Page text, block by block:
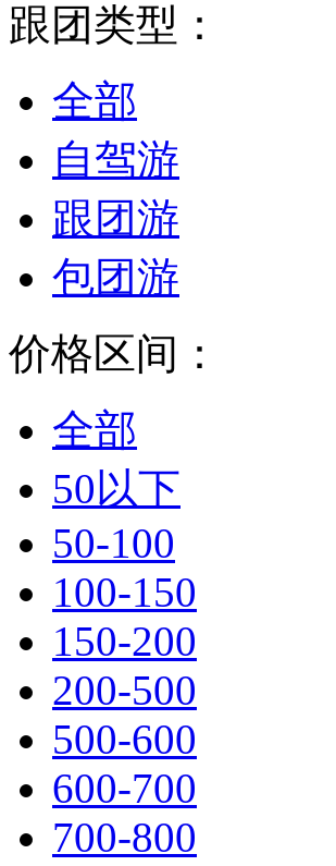
跟团类型：
全部
自驾游
跟团游
包团游
价格区间：
全部
50以下
50-100
100-150
150-200
200-500
500-600
600-700
700-800